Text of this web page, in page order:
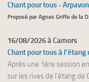
Chant pour tous -
Proposé par Agnes Griffe de la
16/08/2026 à Camors
Chant pour tous à
Après une 1ère session
sur les rives de l’étang de